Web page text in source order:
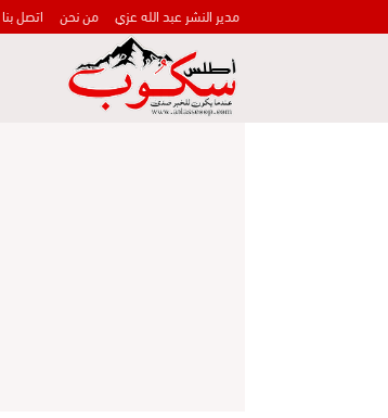
مدير النشر عبد الله عزي من نحن اتصل بنا